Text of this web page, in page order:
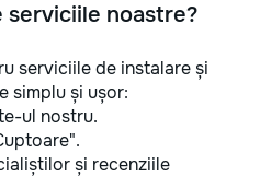
serviciile noastre?
serviciile de instalare și
simplu și ușor:
ul nostru.
și recenziile